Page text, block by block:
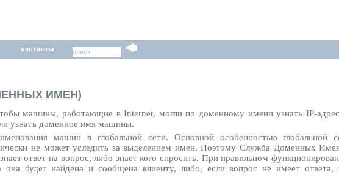
контакты
ИМЕН)
машины, работающие в Internet, могли по доменному имени узнать IP-
узнать доменное имя машины.
машин в глобальной сети. Основной особенностью глобальной
не может уследить за выделением имен. Поэтому Служба Доменных
ответ на вопрос, либо знает кого спросить. При правильном
будет найдена и сообщена клиенту, либо, если вопрос не имеет ответа,